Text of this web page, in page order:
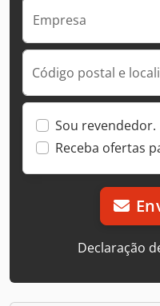
Empresa
Código postal e
Sou revendedor.
Receba ofertas
Declaração